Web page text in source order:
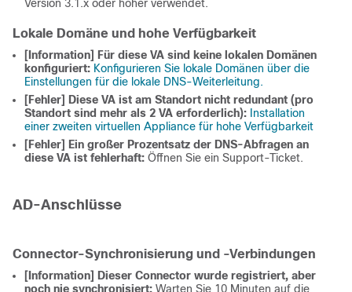
Version 3.1.x oder höher verwendet.
Lokale Domäne und hohe Verfügbarkeit
[Information] Für diese VA sind keine lokalen Domänen
konfiguriert: Konfigurieren Sie lokale Domänen über die
Einstellungen für die lokale DNS-Weiterleitung.
[Fehler] Diese VA ist am Standort nicht redundant (pro
Standort sind mehr als 2 VA erforderlich): Installation
einer zweiten virtuellen Appliance für hohe Verfügbarkeit
[Fehler] Ein großer Prozentsatz der DNS-Abfragen an
diese VA ist fehlerhaft: Öffnen Sie ein Support-Ticket.
AD-Anschlüsse
Connector-Synchronisierung und -Verbindungen
[Information] Dieser Connector wurde registriert, aber
noch nie synchronisiert: Warten Sie 10 Minuten auf die